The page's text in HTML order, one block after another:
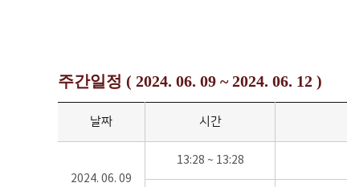
주간일정 ( 2024. 06. 09 ~ 2024. 06. 12 )
날짜 시간
2024. 06. 09
13:28 ~ 13:28